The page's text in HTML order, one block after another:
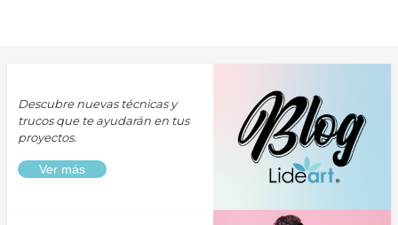
Descubre nuevas técnicas y
trucos que te ayudarán en tus
proyectos.
Ver más